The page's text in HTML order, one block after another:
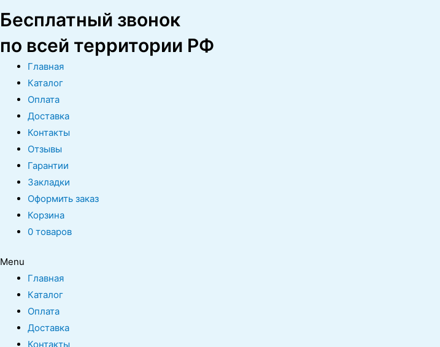
Бесплатный звонок
по всей территории РФ
Главная
Каталог
Оплата
Доставка
Контакты
Отзывы
Гарантии
Закладки
Оформить заказ
Корзина
0 товаров
Menu
Главная
Каталог
Оплата
Доставка
Контакты